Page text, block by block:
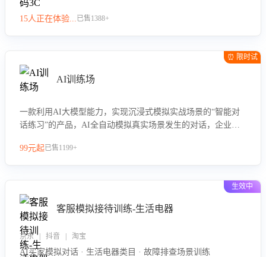
15人正在体验...已售1388+
⏰ 限时试
AI训练场
一款利用AI大模型能力，实现沉浸式模拟实战场景的“智能对
话练习”的产品，AI全自动模拟真实场景发生的对话，企业可
力。
99元起已售1199+
生效中
客服模拟接待训练-生活电器
京东 | 抖音 | 淘宝
AI买家模拟对话 · 生活电器类目 · 故障排查场景训练